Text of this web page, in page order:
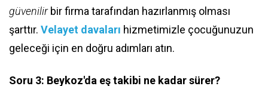
güvenilirbir firma tarafından hazırlanmış olması
şarttır. Velayet davaları hizmetimizle çocuğunuzun
geleceği için en doğru adımları atın.
Soru 3: Beykoz'da eş takibi ne kadar sürer?